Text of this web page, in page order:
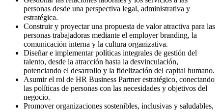
personas desde una perspectiva legal, administrativa y
estratégica.
Construir y proyectar una propuesta de valor atractiva para las
personas trabajadoras mediante el employer branding, la
comunicación interna y la cultura organizativa.
Diseñar e implementar políticas integrales de gestión del
talento, desde la atracción hasta la desvinculación,
potenciando el desarrollo y la fidelización del capital humano.
Asumir el rol de HR Business Partner estratégico, conectando
las políticas de personas con las necesidades y objetivos del
negocio.
Promover organizaciones sostenibles, inclusivas y saludables,